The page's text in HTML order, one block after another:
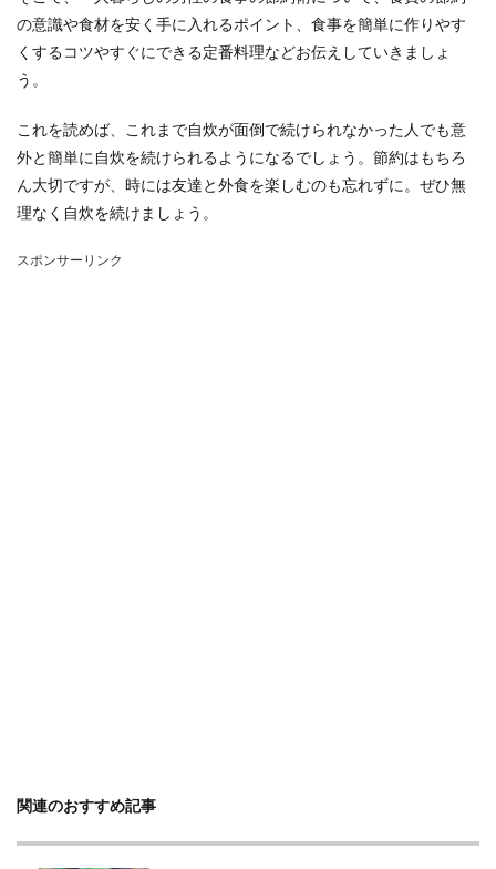
の意識や食材を安く手に入れるポイント、食事を簡単に作りやす
くするコツやすぐにできる定番料理などお伝えしていきましょ
う。
これを読めば、これまで自炊が面倒で続けられなかった人でも意
外と簡単に自炊を続けられるようになるでしょう。節約はもちろ
ん大切ですが、時には友達と外食を楽しむのも忘れずに。ぜひ無
理なく自炊を続けましょう。
スポンサーリンク
関連のおすすめ記事